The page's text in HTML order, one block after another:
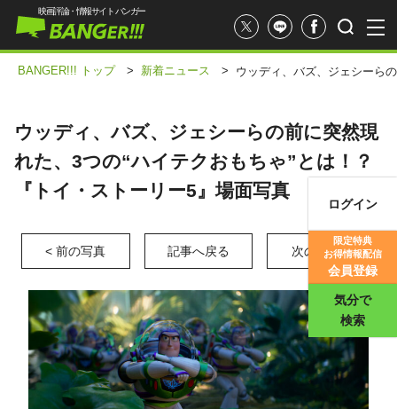
映画評価
映画評論・情報サイト バンガー
ログイン
限定特典
お得情報配信
会員登録
気分で
検索
BANGER!!! トップ > 新着ニュース > ウッディ、バズ、ジェシーら
ウッディ、バズ、ジェシーらの前に突然現
れた、3つの“ハイテクおもちゃ”とは！？
『トイ・ストーリー5』場面写真
< 前の写真 記事へ戻る 次の写真 >